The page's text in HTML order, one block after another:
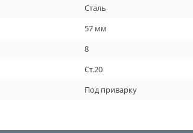
Сталь
57 мм
8
Ст.20
Под приварку